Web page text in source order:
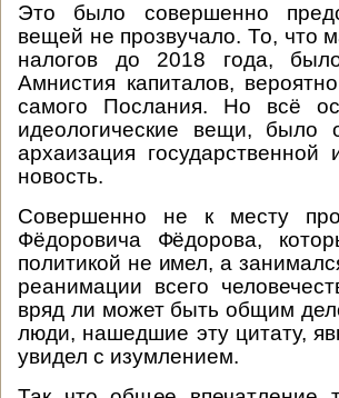
Это было совершенно
вещей не прозвучало. То, что
налогов до 2018 года,
Амнистия капиталов,
самого Послания. Но всё
идеологические вещи, было
архаизация
новость.
Совершенно не к месту
Фёдоровича Фёдорова,
политикой не имел, а
реанимации всего
вряд ли может быть общим
люди, нашедшие эту цитату,
увидел с изумлением.